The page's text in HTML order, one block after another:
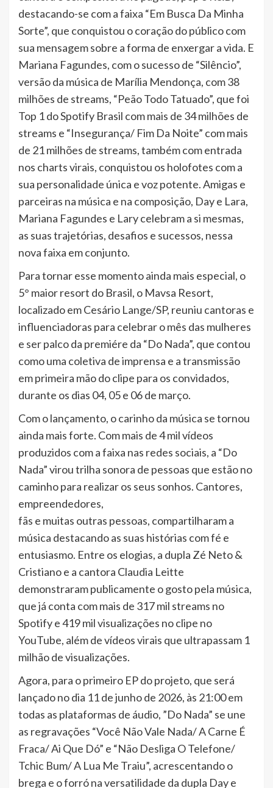
destacando-se com a faixa “Em Busca Da Minha
Sorte”, que conquistou o coração do público com
sua mensagem sobre a forma de enxergar a vida. E
Mariana Fagundes, com o sucesso de “Silêncio”,
versão da música de Marília Mendonça, com 38
milhões de streams, “Peão Todo Tatuado”, que foi
Top 1 do Spotify Brasil com mais de 34 milhões de
streams e “Insegurança/ Fim Da Noite” com mais
de 21 milhões de streams, também com entrada
nos charts virais, conquistou os holofotes com a
sua personalidade única e voz potente. Amigas e
parceiras na música e na composição, Day e Lara,
Mariana Fagundes e Lary celebram a si mesmas,
as suas trajetórias, desafios e sucessos, nessa
nova faixa em conjunto.
Para tornar esse momento ainda mais especial, o
5° maior resort do Brasil, o Mavsa Resort,
localizado em Cesário Lange/SP, reuniu cantoras e
influenciadoras para celebrar o mês das mulheres
e ser palco da premiére da “Do Nada”, que contou
como uma coletiva de imprensa e a transmissão
em primeira mão do clipe para os convidados,
durante os dias 04, 05 e 06 de março.
Com o lançamento, o carinho da música se tornou
ainda mais forte. Com mais de 4 mil vídeos
produzidos com a faixa nas redes sociais, a “Do
Nada” virou trilha sonora de pessoas que estão no
caminho para realizar os seus sonhos. Cantores,
empreendedores,
fãs e muitas outras pessoas, compartilharam a
música destacando as suas histórias com fé e
entusiasmo. Entre os elogias, a dupla Zé Neto &
Cristiano e a cantora Claudia Leitte
demonstraram publicamente o gosto pela música,
que já conta com mais de 317 mil streams no
Spotify e 419 mil visualizações no clipe no
YouTube, além de vídeos virais que ultrapassam 1
milhão de visualizações.
Agora, para o primeiro EP do projeto, que será
lançado no dia 11 de junho de 2026, às 21:00 em
todas as plataformas de áudio, ”Do Nada” se une
as regravações “Você Não Vale Nada/ A Carne É
Fraca/ Ai Que Dó” e “Não Desliga O Telefone/
Tchic Bum/ A Lua Me Traiu”, acrescentando o
brega e o forró na versatilidade da dupla Day e